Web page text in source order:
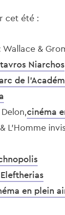
cet été :
&
Niarchos
de
cinéma
L’Homme
en plein